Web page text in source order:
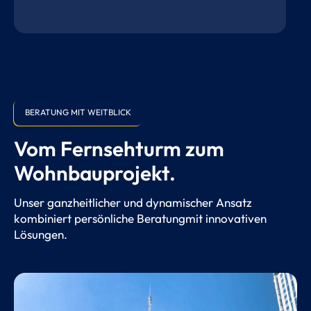
BERATUNG MIT WEITBLICK
Vom Fernsehturm zum
Wohnbauprojekt.
Unser ganzheitlicher und dynamischer Ansatz
kombiniert persönliche Beratungmit innovativen
Lösungen.